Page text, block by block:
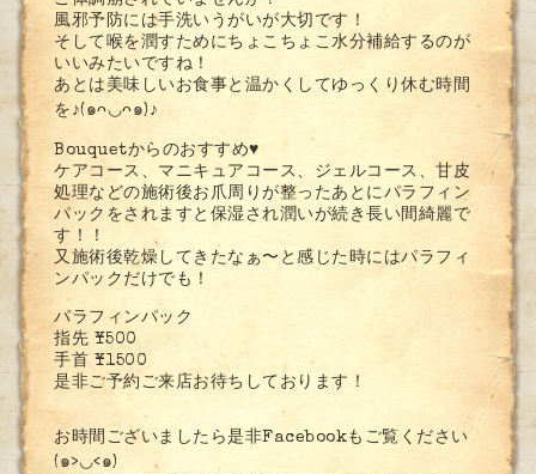
風邪予防には手洗いうがいが大切です！
そして喉を潤すためにちょこちょこ水分補給するのが
いいみたいですね！
あとは美味しいお食事と温かくしてゆっくり休む時間
を♪(๑ᴖ◡ᴖ๑)♪
Bouquetからのおすすめ♥
ケアコース、マニキュアコース、ジェルコース、甘皮
処理などの施術後お爪周りが整ったあとにパラフィン
パックをされますと保湿され潤いが続き長い間綺麗で
す！！
又施術後乾燥してきたなぁ〜と感じた時にはパラフィ
ンパックだけでも！
パラフィンパック
指先 ¥500
手首 ¥1500
是非ご予約ご来店お待ちしております！
お時間ございましたら是非Facebookもご覧ください
(๑>◡<๑)